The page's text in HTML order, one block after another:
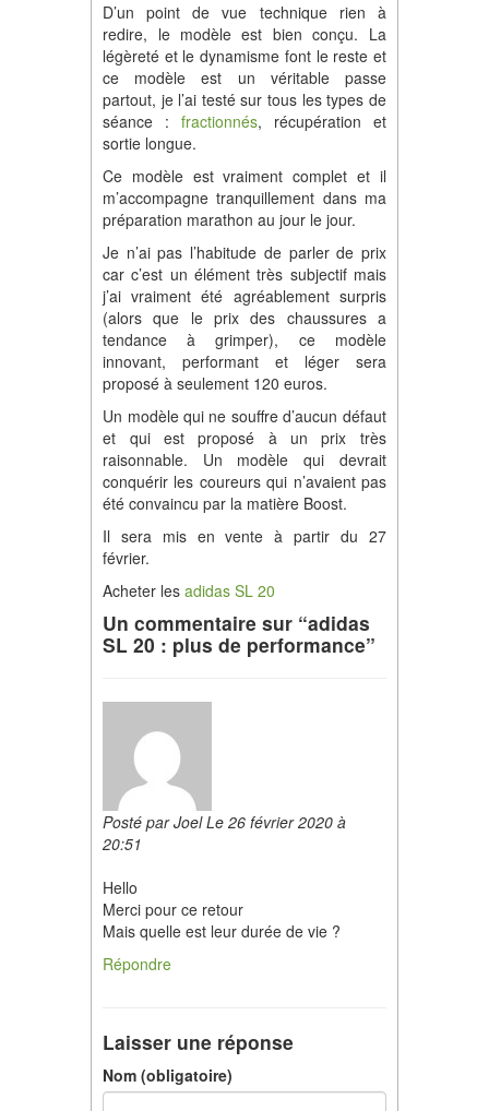
D’un point de vue technique rien à
redire, le modèle est bien conçu. La
légèreté et le dynamisme font le reste et
ce modèle est un véritable passe
partout, je l’ai testé sur tous les types de
séance : fractionnés, récupération et
sortie longue.
Ce modèle est vraiment complet et il
m’accompagne tranquillement dans ma
préparation marathon au jour le jour.
Je n’ai pas l’habitude de parler de prix
car c’est un élément très subjectif mais
j’ai vraiment été agréablement surpris
(alors que le prix des chaussures a
tendance à grimper), ce modèle
innovant, performant et léger sera
proposé à seulement 120 euros.
Un modèle qui ne souffre d’aucun défaut
et qui est proposé à un prix très
raisonnable. Un modèle qui devrait
conquérir les coureurs qui n’avaient pas
été convaincu par la matière Boost.
Il sera mis en vente à partir du 27
février.
Acheter lesadidas SL 20
Un commentaire sur “adidas
SL 20 : plus de performance”
Posté par Joel Le 26 février 2020 à
20:51
Hello
Merci pour ce retour
Mais quelle est leur durée de vie ?
Répondre
Laisser une réponse
Nom (obligatoire)